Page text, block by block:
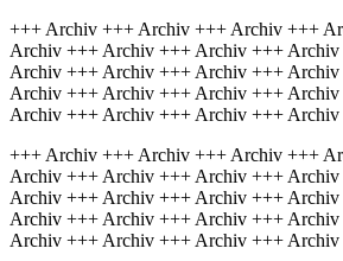
+++ Archiv +++ Archiv +++ Archiv +++
Archiv +++ Archiv +++ Archiv +++
Archiv +++ Archiv +++ Archiv +++
Archiv +++ Archiv +++ Archiv +++
Archiv +++ Archiv +++ Archiv +++
+++ Archiv +++ Archiv +++ Archiv +++
Archiv +++ Archiv +++ Archiv +++
Archiv +++ Archiv +++ Archiv +++
Archiv +++ Archiv +++ Archiv +++
Archiv +++ Archiv +++ Archiv +++